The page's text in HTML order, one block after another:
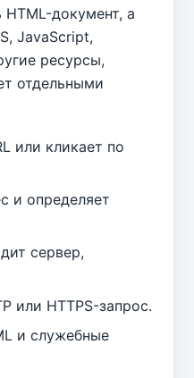
документ, а
JavaScript,
ресурсы,
отдельными
или кликает по
и определяет
сервер,
или HTTPS-запрос.
и служебные